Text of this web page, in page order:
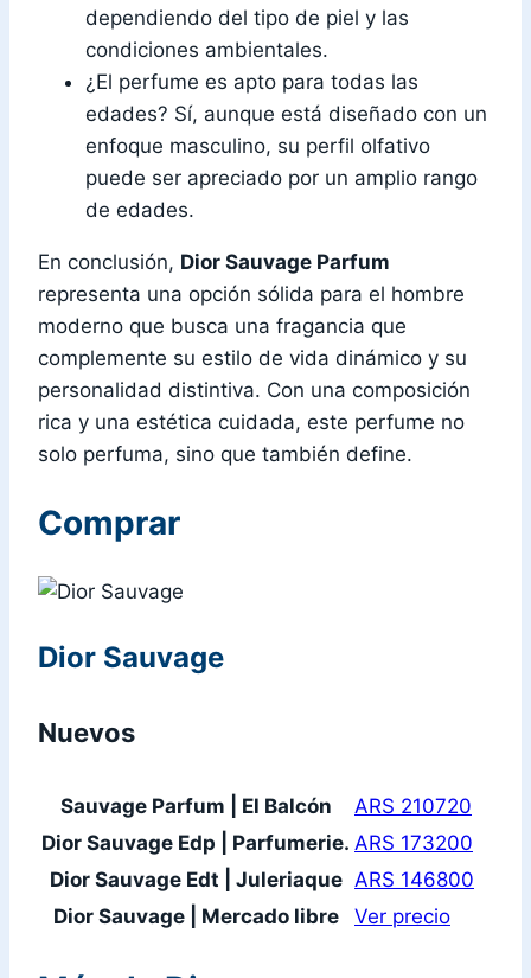
dependiendo del tipo de piel y las
condiciones ambientales.
¿El perfume es apto para todas las
edades? Sí, aunque está diseñado con un
enfoque masculino, su perfil olfativo
puede ser apreciado por un amplio rango
de edades.
En conclusión, Dior Sauvage Parfum
representa una opción sólida para el hombre
moderno que busca una fragancia que
complemente su estilo de vida dinámico y su
personalidad distintiva. Con una composición
rica y una estética cuidada, este perfume no
solo perfuma, sino que también define.
Comprar
Dior Sauvage
Nuevos
Sauvage Parfum | El Balcón
ARS 210720
Dior Sauvage Edp | Parfumerie. ARS 173200
Dior Sauvage Edt | Juleriaque ARS 146800
Dior Sauvage | Mercado libre
Ver precio